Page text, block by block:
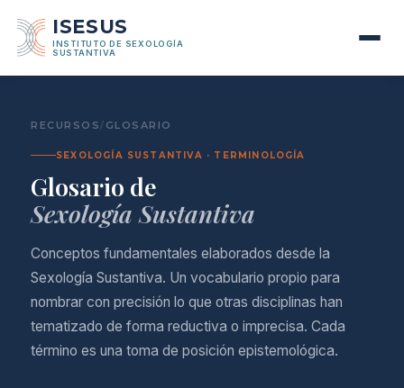
ISESUS
INSTITUTO DE SEXOLOGÍA
SUSTANTIVA
RECURSOS/ GLOSARIO
SEXOLOGÍA SUSTANTIVA · TERMINOLOGÍA
Glosario de
Sexología Sustantiva
Conceptos fundamentales elaborados desde la
Sexología Sustantiva. Un vocabulario propio para
nombrar con precisión lo que otras disciplinas han
tematizado de forma reductiva o imprecisa. Cada
término es una toma de posición epistemológica.